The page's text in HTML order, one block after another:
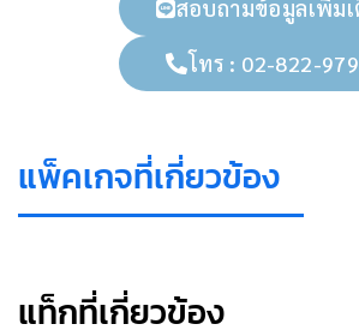
สอบถามข้อมูลเพิ่ม
โทร : 02-822-
แพ็คเกจที่เกี่ยวข้อง
แท็กที่เกี่ยวข้อง